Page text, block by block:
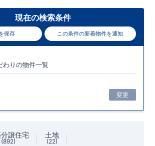
現在の検索条件
保存 この条件の新着物件を通知
わりの物件一覧
変更
譲住宅
892
土地
22